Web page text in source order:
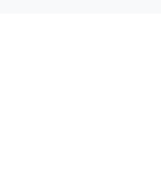
）
勤（来源：我方产品规划